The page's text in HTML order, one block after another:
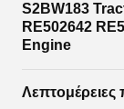
S2BW183
RE502642
Engine
Λεπτομέρειες